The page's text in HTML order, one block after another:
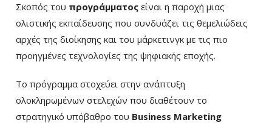
Σκοπός του προγράμματος είναι η παροχή μιας
ολιστικής εκπαίδευσης που συνδυάζει τις θεμελιώδεις
αρχές της διοίκησης και του μάρκετινγκ με τις πιο
προηγμένες τεχνολογίες της ψηφιακής εποχής.
Το πρόγραμμα στοχεύει στην ανάπτυξη
ολοκληρωμένων στελεχών που διαθέτουν το
στρατηγικό υπόβαθρο του Business Marketing